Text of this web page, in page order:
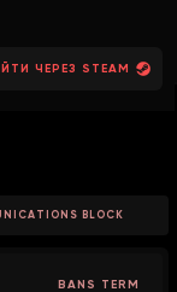
ЧЕРЕЗ STEAM
BLOCK
BANS TERM